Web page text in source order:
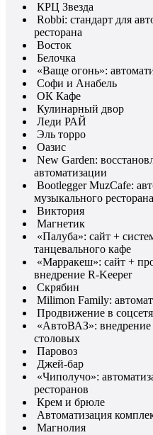
КРЦ Звезда
Robbi: стандарт для
ресторана
Восток
Белочка
«Ваще огонь»:
Софи и Анабель
ОК Кафе
Кулинарный двор
Леди РАЙ
Эль торро
Оазис
New Garden:
автоматизации
Bootlegger MuzCafe:
музыкального ресторана
Виктория
Магнетик
«Палуба»: сайт +
танцевального кафе
«Марракеш»: сайт +
внедрение R-Keeper
Скрябин
Milimon Family:
Продвижение в
«АвтоВАЗ»: внедрение
столовых
Паровоз
Джей-бар
«Чиполучо»:
ресторанов
Крем и брюле
Автоматизация
Магнолия